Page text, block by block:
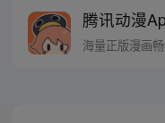
腾讯动漫
海量正版漫画